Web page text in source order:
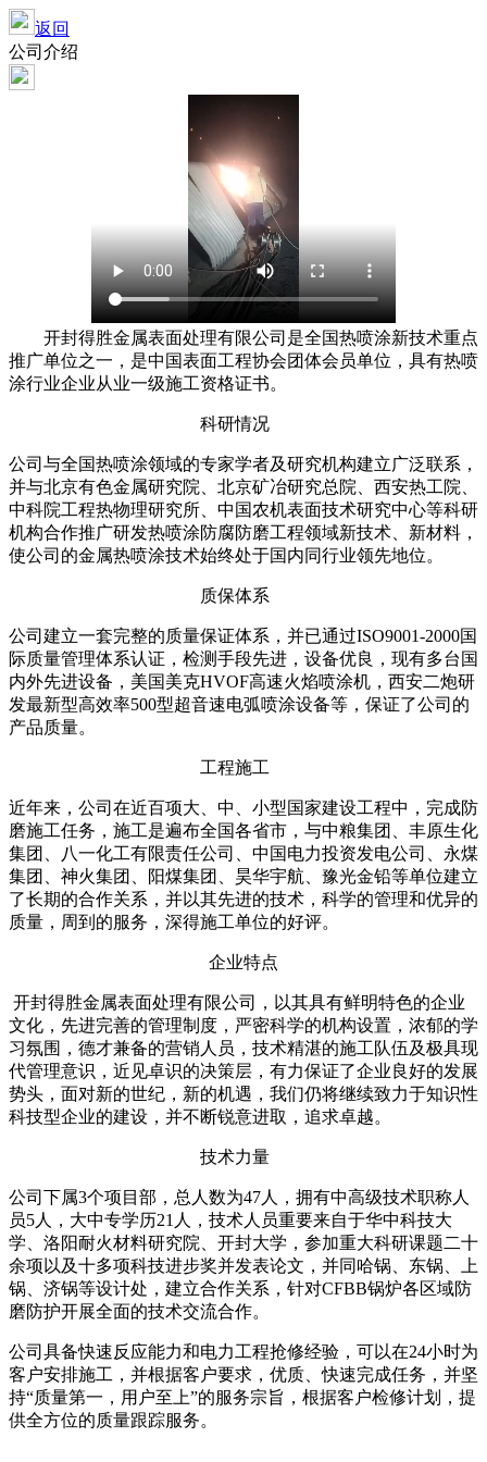
返回
公司介绍
开封得胜金属表面处理有限公司是全国热喷涂新技术重点
推广单位之一，是中国表面工程协会团体会员单位，具有热喷
涂行业企业从业一级施工资格证书。
科研情况
公司与全国热喷涂领域的专家学者及研究机构建立广泛联系，
并与北京有色金属研究院、北京矿冶研究总院、西安热工院、
中科院工程热物理研究所、中国农机表面技术研究中心等科研
机构合作推广研发热喷涂防腐防磨工程领域新技术、新材料，
使公司的金属热喷涂技术始终处于国内同行业领先地位。
质保体系
公司建立一套完整的质量保证体系，并已通过ISO9001-2000国
际质量管理体系认证，检测手段先进，设备优良，现有多台国
内外先进设备，美国美克HVOF高速火焰喷涂机，西安二炮研
发最新型高效率500型超音速电弧喷涂设备等，保证了公司的
产品质量。
工程施工
近年来，公司在近百项大、中、小型国家建设工程中，完成防
磨施工任务，施工是遍布全国各省市，与中粮集团、丰原生化
集团、八一化工有限责任公司、中国电力投资发电公司、永煤
集团、神火集团、阳煤集团、昊华宇航、豫光金铅等单位建立
了长期的合作关系，并以其先进的技术，科学的管理和优异的
质量，周到的服务，深得施工单位的好评。
企业特点
开封得胜金属表面处理有限公司，以其具有鲜明特色的企业
文化，先进完善的管理制度，严密科学的机构设置，浓郁的学
习氛围，德才兼备的营销人员，技术精湛的施工队伍及极具现
代管理意识，近见卓识的决策层，有力保证了企业良好的发展
势头，面对新的世纪，新的机遇，我们仍将继续致力于知识性
科技型企业的建设，并不断锐意进取，追求卓越。
技术力量
公司下属3个项目部，总人数为47人，拥有中高级技术职称人
员5人，大中专学历21人，技术人员重要来自于华中科技大
学、洛阳耐火材料研究院、开封大学，参加重大科研课题二十
余项以及十多项科技进步奖并发表论文，并同哈锅、东锅、上
锅、济锅等设计处，建立合作关系，针对CFBB锅炉各区域防
磨防护开展全面的技术交流合作。
公司具备快速反应能力和电力工程抢修经验，可以在24小时为
客户安排施工，并根据客户要求，优质、快速完成任务，并坚
持“质量第一，用户至上”的服务宗旨，根据客户检修计划，提
供全方位的质量跟踪服务。